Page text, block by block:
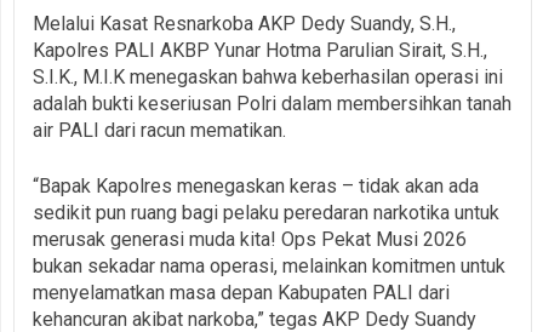
Melalui Kasat Resnarkoba AKP Dedy Suandy, S.H.,
Kapolres PALI AKBP Yunar Hotma Parulian Sirait, S.H.,
S.I.K., M.I.K menegaskan bahwa keberhasilan operasi ini
adalah bukti keseriusan Polri dalam membersihkan tanah
air PALI dari racun mematikan.
“Bapak Kapolres menegaskan keras – tidak akan ada
sedikit pun ruang bagi pelaku peredaran narkotika untuk
merusak generasi muda kita! Ops Pekat Musi 2026
bukan sekadar nama operasi, melainkan komitmen untuk
menyelamatkan masa depan Kabupaten PALI dari
kehancuran akibat narkoba,” tegas AKP Dedy Suandy